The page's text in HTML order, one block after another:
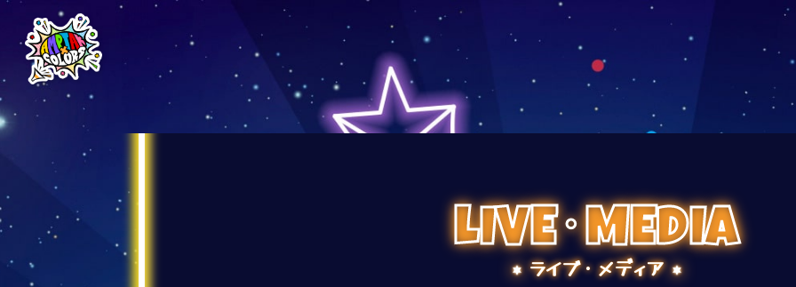
LIVE･MEDIA
ライブ・メディア